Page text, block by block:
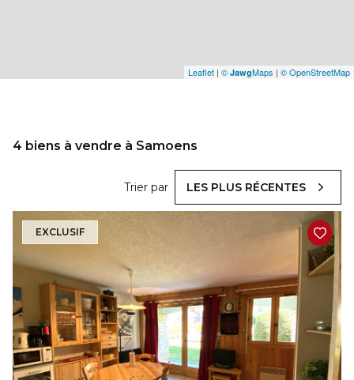
Leaflet | © JawgMaps | © OpenStreetMap
4 biens à vendre à Samoens
Trier par LES PLUS RÉCENTES
EXCLUSIF